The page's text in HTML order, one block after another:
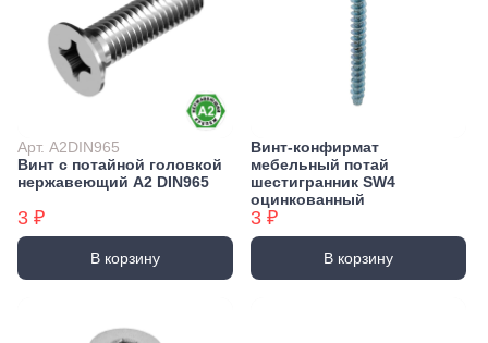
Арт. А2DIN965
Винт с потайной головкой
нержавеющий А2 DIN965
3 ₽
В корзину
Винт-конфирмат
мебельный потай
шестигранник SW4
оцинкованный
3 ₽
В корзину